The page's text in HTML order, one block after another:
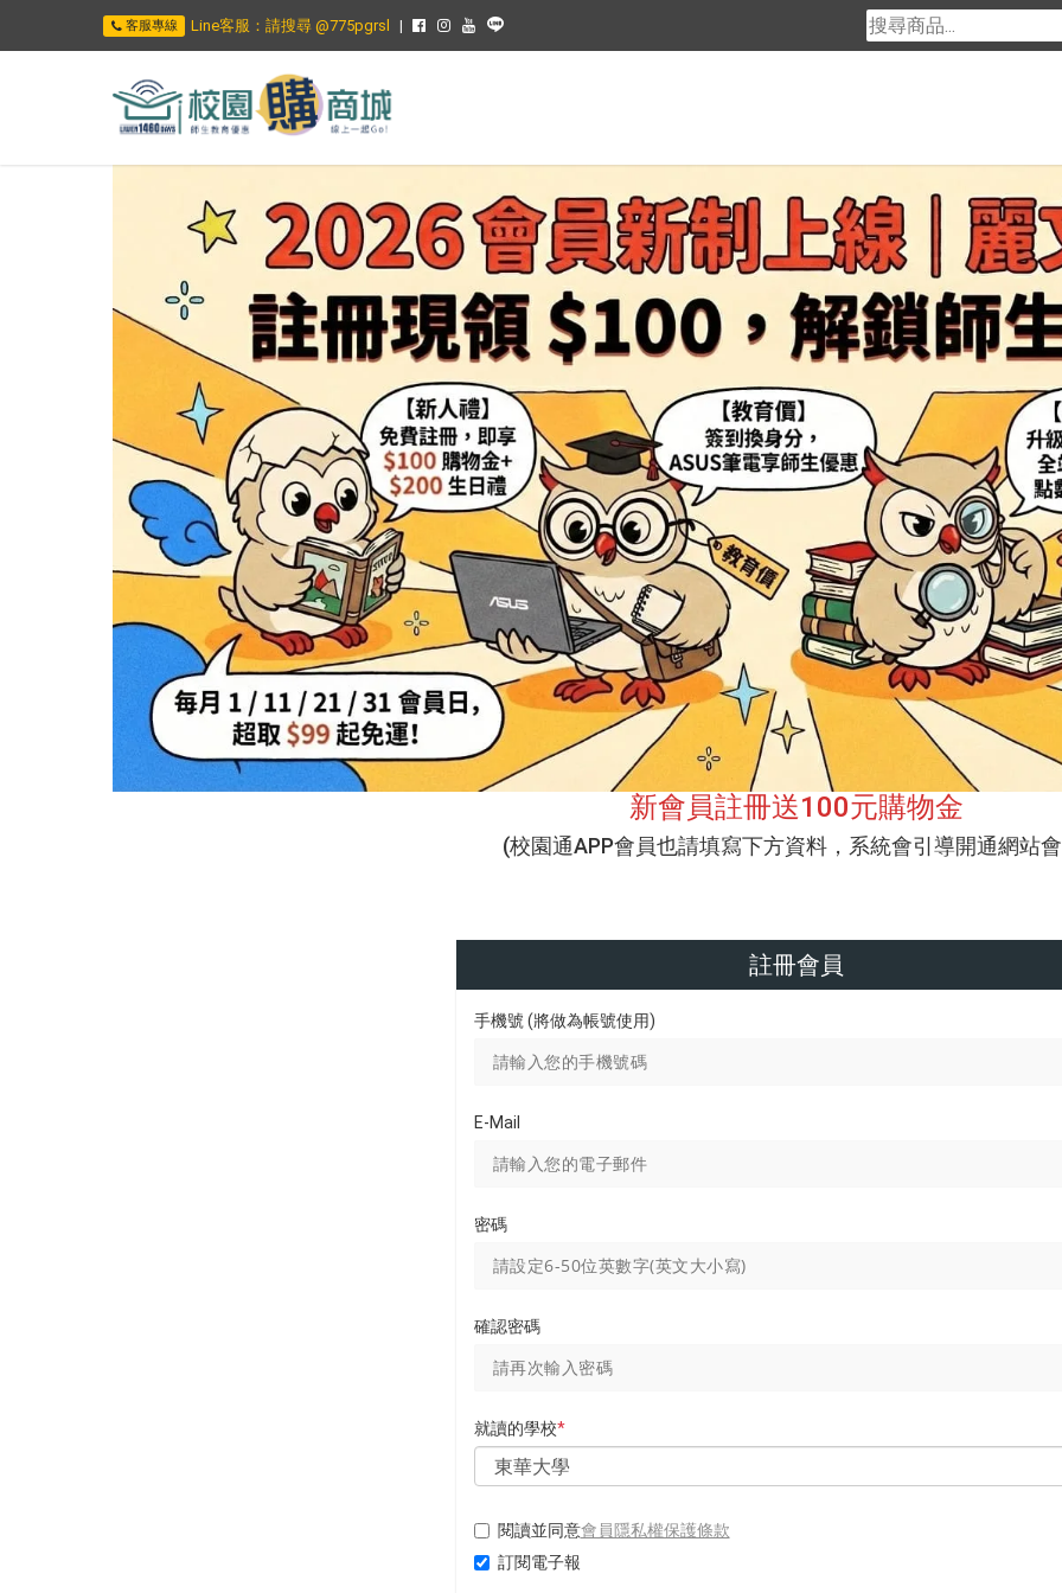
客服專線 Line客服：請搜尋 @775pgrsl
新會員註冊送100元購物金
(校園通APP會員也請填寫下方資料，系統會引導開通網站
註冊會員
手機號 (將做為帳號使用)
E-Mail
密碼
確認密碼
就讀的學校*
閱讀並同意會員隱私權保護條款
訂閱電子報